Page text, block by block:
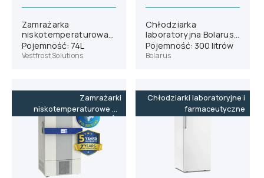
Zamrażarka
niskotemperaturowa
Vestfrost ULTF-C74i
Pojemność: 74L
Vestfrost Solutions
Chłodziarka
laboratoryjna Bolarus
SLC 300 GLASS
Pojemność: 300 litrów
Bolarus
Zamrażarki
niskotemperaturowe do
-86˚C
Chłodziarki laboratoryjne i
farmaceutyczne